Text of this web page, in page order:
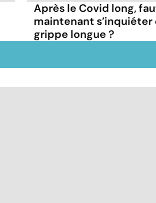
Après le Covid long,
maintenant s’inquiéter
grippe longue ?